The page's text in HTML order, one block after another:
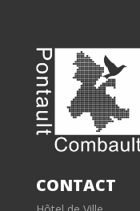
CONTACT